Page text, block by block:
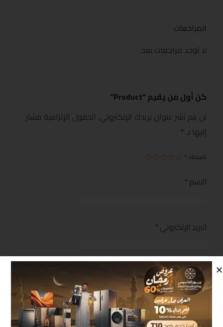
المراجعات
لا توجد مراجعات بعد.
كن أول من يقيم “Product”
لن يتم نشر عنوان بريدك الإلكتروني. الحقول الإلزامية مشار
إليها بـ*
تقييمك *
الاسم*
البريد الإلكتروني*
مراجعتك*